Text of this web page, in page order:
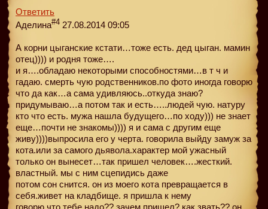
Ответить
Аделина#4 27.08.2014 09:05
А корни цыганские кстати…тоже есть. дед цыган. мамин
отец)))) и родня тоже….
и я….обладаю некоторыми способностями…в т ч и
гадаю. смерть чую родственников.по фото иногда говорю
что да как…а сама удивляюсь..откуда знаю?
придумываю…а потом так и есть…..людей чую. натуру
кто что есть. мужа нашла будущего…по ходу))) не знает
еще…почти не знакомы)))) я и сама с другим еще
живу))))выпросила его у черта. говорила выйду замуж за
кота.или за самого дьявола.характер мой ужасный
только он вынесет…так пришел человек….жесткий.
властный. мы с ним сцепидись даже
потом сон снится. он из моего кота превращается в
себя.живет на кладбище. я пришла к нему
говорю что тебе надо?? зачем пришел? как звать?? он